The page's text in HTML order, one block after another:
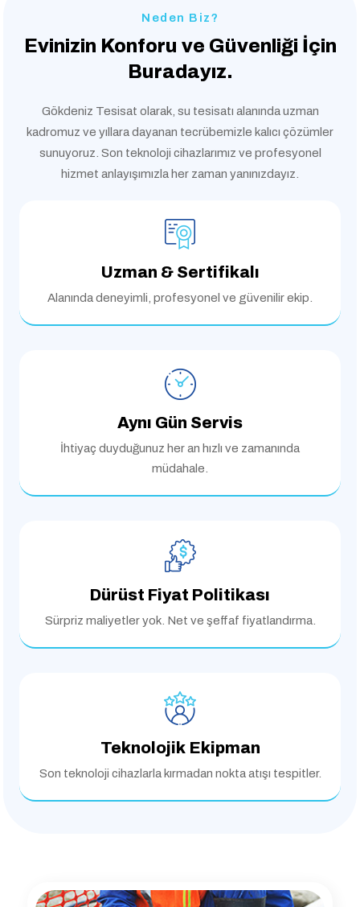
Neden Biz?
Evinizin Konforu ve Güvenliği İçin
Buradayız.
Gökdeniz Tesisat olarak, su tesisatı alanında uzman
kadromuz ve yıllara dayanan tecrübemizle kalıcı çözümler
sunuyoruz. Son teknoloji cihazlarımız ve profesyonel
hizmet anlayışımızla her zaman yanınızdayız.
Uzman & Sertifikalı
Alanında deneyimli, profesyonel ve güvenilir ekip.
Aynı Gün Servis
İhtiyaç duyduğunuz her an hızlı ve zamanında
müdahale.
Dürüst Fiyat Politikası
Sürpriz maliyetler yok. Net ve şeffaf fiyatlandırma.
Teknolojik Ekipman
Son teknoloji cihazlarla kırmadan nokta atışı tespitler.